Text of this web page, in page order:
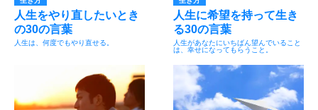
人生をやり直したいとき
の30の言葉
人生は、何度でもやり直せる。
人生に希望を持って生き
る30の言葉
人生があなたにいちばん望んでいること
は、幸せになってもらうこと。